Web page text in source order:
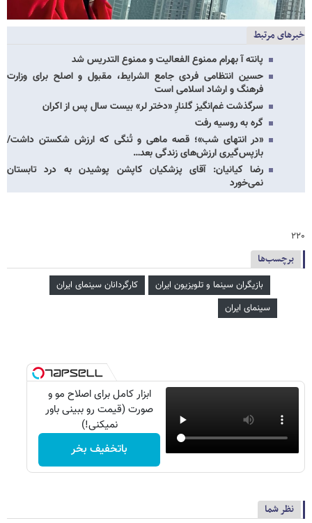
خبرهای مرتبط
پانته‌ آ بهرام ممنوع الفعالیت و ممنوع التدریس شد
حسین انتظامی فردی جامع الشرایط، مقبول و اصلح برای وزارت
فرهنگ و ارشاد اسلامی است
سرگذشت غم‌انگیز گلنارِ «دختر لر» بیست سال پس از اکران
گره به روسیه رفت
«در انتهای شب»؛ قصه ماهی و تُنگی که ارزش شکستن داشت/
بازپس‌گیری ارزش‌های زندگی بعد…
رضا کیانیان: آقای پزشکیان کاپشن پوشیدن به درد تابستان
نمی‌خورد
۲۲۰
برچسب‌ها
بازیگران سینما و تلویزیون ایران
کارگردانان سینمای ایران
سینمای ایران
ابزار کامل برای اصلاح مو و
صورت (قیمت رو ببینی باور
نمیکنی!)
باتخفیف بخر
نظر شما